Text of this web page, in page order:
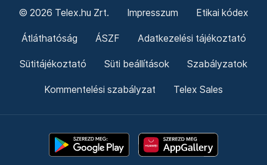
© 2026 Telex.hu Zrt. Impresszum Etikai kódex
Átláthatóság ÁSZF Adatkezelési tájékoztató
Sütitájékoztató Süti beállítások Szabályzatok
Kommentelési szabályzat Telex Sales